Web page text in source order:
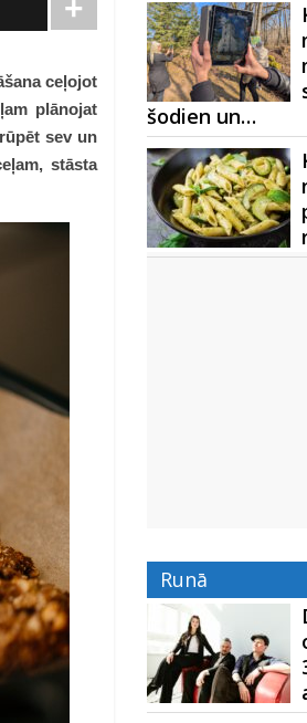
ceļojot
plānojat
sev un
stāsta
šodien un…
Runā